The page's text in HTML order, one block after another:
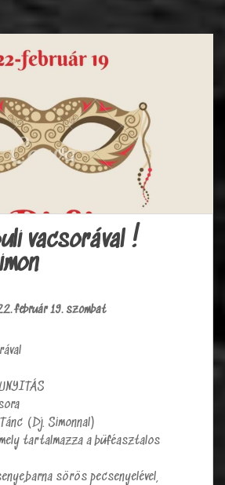
vacsorával !
február 19. szombat
(Dj. Simonnal)
tartalmazza a büféasztalos
sörös pecsenyelével,